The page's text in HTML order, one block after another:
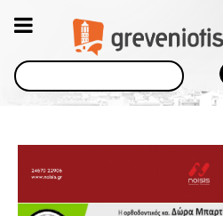
Αναζήτηση